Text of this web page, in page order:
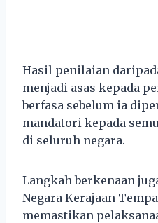
Hasil penilaian
menjadi asas kepada
berfasa sebelum ia
mandatori kepada
di seluruh negara.
Langkah berkenaan
Negara Kerajaan
memastikan